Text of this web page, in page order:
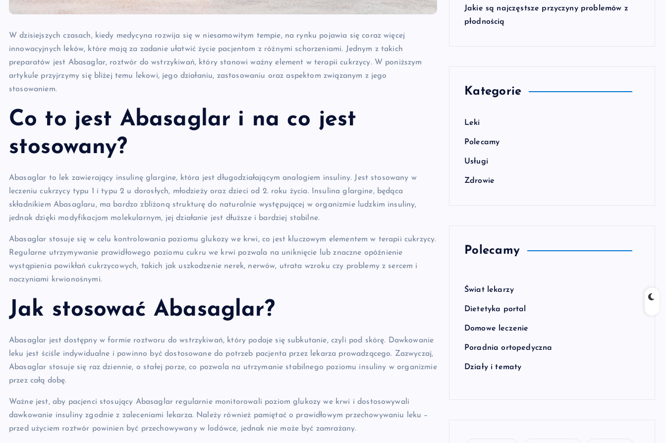
W dzisiejszych czasach, kiedy medycyna rozwija się w niesamowitym tempie, na rynku pojawia się coraz więcej
innowacyjnych leków, które mają za zadanie ułatwić życie pacjentom z różnymi schorzeniami. Jednym z takich
preparatów jest Abasaglar, roztwór do wstrzykiwań, który stanowi ważny element w terapii cukrzycy. W poniższym
artykule przyjrzymy się bliżej temu lekowi, jego działaniu, zastosowaniu oraz aspektom związanym z jego
stosowaniem.
Co to jest Abasaglar i na co jest
stosowany?
Abasaglar to lek zawierający insulinę glargine, która jest długodziałającym analogiem insuliny. Jest stosowany w
leczeniu cukrzycy typu 1 i typu 2 u dorosłych, młodzieży oraz dzieci od 2. roku życia. Insulina glargine, będąca
składnikiem Abasaglaru, ma bardzo zbliżoną strukturę do naturalnie występującej w organizmie ludzkim insuliny,
jednak dzięki modyfikacjom molekularnym, jej działanie jest dłuższe i bardziej stabilne.
Abasaglar stosuje się w celu kontrolowania poziomu glukozy we krwi, co jest kluczowym elementem w terapii cukrzycy.
Regularne utrzymywanie prawidłowego poziomu cukru we krwi pozwala na uniknięcie lub znaczne opóźnienie
wystąpienia powikłań cukrzycowych, takich jak uszkodzenie nerek, nerwów, utrata wzroku czy problemy z sercem i
naczyniami krwionośnymi.
Jak stosować Abasaglar?
Abasaglar jest dostępny w formie roztworu do wstrzykiwań, który podaje się subkutanie, czyli pod skórę. Dawkowanie
leku jest ściśle indywidualne i powinno być dostosowane do potrzeb pacjenta przez lekarza prowadzącego. Zazwyczaj,
Abasaglar stosuje się raz dziennie, o stałej porze, co pozwala na utrzymanie stabilnego poziomu insuliny w organizmie
przez całą dobę.
Ważne jest, aby pacjenci stosujący Abasaglar regularnie monitorowali poziom glukozy we krwi i dostosowywali
dawkowanie insuliny zgodnie z zaleceniami lekarza. Należy również pamiętać o prawidłowym przechowywaniu leku –
przed użyciem roztwór powinien być przechowywany w lodówce, jednak nie może być zamrażany.
Jakie są najczęstsze przyczyny problemów z
płodnością
Kategorie
Leki
Polecamy
Usługi
Zdrowie
Polecamy
Świat lekarzy
Dietetyka portal
Domowe leczenie
Poradnia ortopedyczna
Działy i tematy